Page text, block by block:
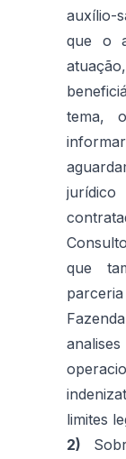
auxílio-
que o
tema,
que
limites
2)